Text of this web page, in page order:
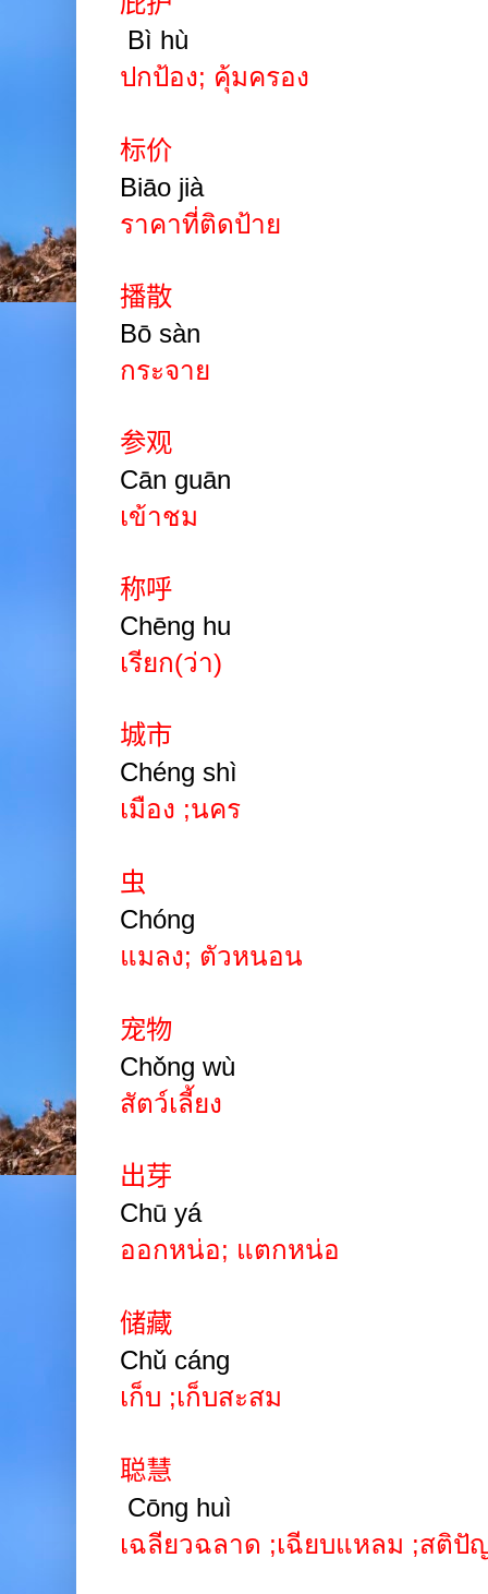
Bì hù
ปกป้อง; คุ้มครอง
标价
Biāo jià
ราคาที่ติดป้าย
播散
Bō sàn
กระจาย
参观
Cān guān
เข้าชม
称呼
Chēng hu
เรียก(ว่า)
城市
Chéng shì
เมือง ;นคร
虫
Chóng
แมลง; ตัวหนอน
宠物
Chǒng wù
สัตว์เลี้ยง
出芽
Chū yá
ออกหน่อ; แตกหน่อ
储藏
Chǔ cáng
เก็บ ;เก็บสะสม
聪慧
Cōng huì
เฉลียวฉลาด ;เฉียบแหลม ;สติปั